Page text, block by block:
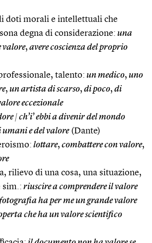
doti morali e intellettuali che
degna di considerazione: una
valore, avere coscienza del proprio
talento: un medico, uno
, un artista di scarso, di poco, di
eccezionale
|ch’i’ ebbi a divenir del mondo
umani e del valore(Dante)
lottare, combattere con valore,
rilievo di una cosa, una situazione,
sim.: riuscire a comprendere il valore
ha per me un grande valore
che ha un valore scientifico